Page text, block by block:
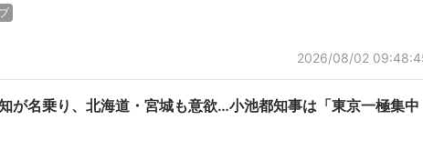
2026/08/02
が名乗り、北海道・宮城も意欲…小池都知事は「東京一極集中